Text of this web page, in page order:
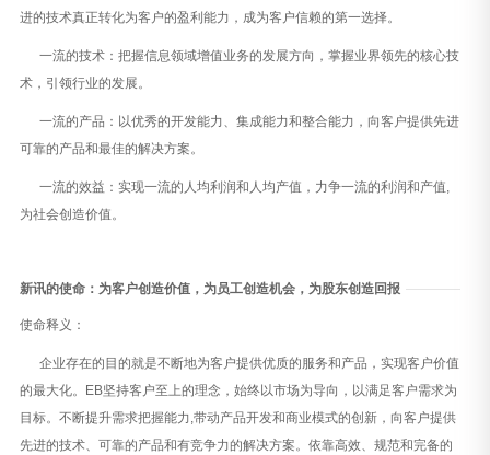
进的技术真正转化为客户的盈利能力，成为客户信赖的第一选择。
一流的技术：把握信息领域增值业务的发展方向，掌握业界领先的核心技
术，引领行业的发展。
一流的产品：以优秀的开发能力、集成能力和整合能力，向客户提供先进
可靠的产品和最佳的解决方案。
一流的效益：实现一流的人均利润和人均产值，力争一流的利润和产值,
为社会创造价值。
新讯的使命：为客户创造价值，为员工创造机会，为股东创造回报
使命释义：
企业存在的目的就是不断地为客户提供优质的服务和产品，实现客户价值
的最大化。EB坚持客户至上的理念，始终以市场为导向，以满足客户需求为
目标。不断提升需求把握能力,带动产品开发和商业模式的创新，向客户提供
先进的技术、可靠的产品和有竞争力的解决方案。依靠高效、规范和完备的